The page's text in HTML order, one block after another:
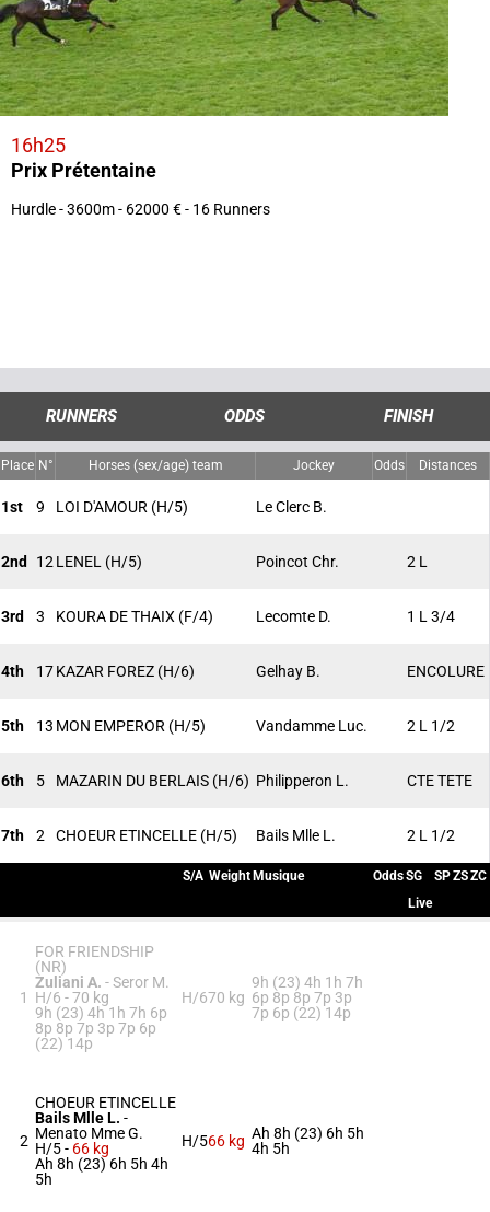
16h25
Prix Prétentaine
Hurdle - 3600m - 62000 € - 16 Runners
RUNNERS ODDS FINISH
Place N° Horses (sex/age) team Jockey Odds Distances
1st 9 LOI D'AMOUR (H/5) Le Clerc B.
2nd 12 LENEL (H/5) Poincot Chr. 2 L
3rd 3 KOURA DE THAIX (F/4) Lecomte D. 1 L 3/4
4th 17KAZAR FOREZ (H/6) Gelhay B. ENCOLURE
5th 13 MON EMPEROR (H/5) Vandamme Luc. 2 L 1/2
6th 5 MAZARIN DU BERLAIS (H/6) Philipperon L. CTE TETE
7th 2 CHOEUR ETINCELLE (H/5) Bails Mlle L. 2 L 1/2
S/A Weight Musique OddsSG SPZSZC
Live
1
FOR FRIENDSHIP
(NR)
Zuliani A. -Seror M.
H/6 -70 kg
9h (23) 4h 1h 7h 6p
8p 8p 7p 3p 7p 6p
(22) 14p
H/670 kg
9h (23) 4h 1h 7h
6p 8p 8p 7p 3p
7p 6p (22) 14p
2
CHOEUR ETINCELLE
Bails Mlle L. -
Menato Mme G.
H/5 - 66 kg
Ah 8h (23) 6h 5h 4h
5h
H/566 kg Ah 8h (23) 6h 5h
4h 5h